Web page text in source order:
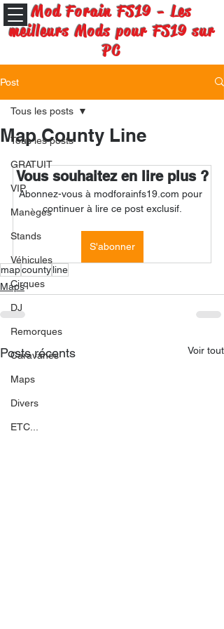
Mod Forain FS19 - Les
meilleurs Mods pour FS19 sur
PC
Post
Tous les posts
GRATUIT
VIP
Manèges
Stands
Véhicules
Cirques
DJ
Remorques
Caravanes
Maps
Divers
ETC...
Tous les posts
Map County Line
Vous souhaitez en lire plus ?
Abonnez-vous à modforainfs19.com pour
continuer à lire ce post exclusif.
S'abonner
mapcountyline
Maps
Posts récents Voir tout